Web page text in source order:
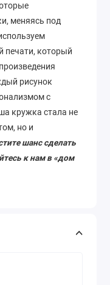
меняясь под
печати, который
произведения
рисунок
с
кружка стала не
но и
шанс сделать
к нам в «дом